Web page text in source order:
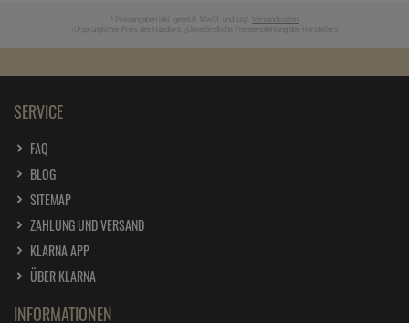
* Preisangaben inkl. gesetzl. MwSt. und zzgl. Versandkosten
Ursprünglicher Preis des Händlers, Unverbindliche Preisempfehlung des Herstellers
SERVICE
FAQ
BLOG
SITEMAP
ZAHLUNG UND VERSAND
KLARNA APP
ÜBER KLARNA
INFORMATIONEN